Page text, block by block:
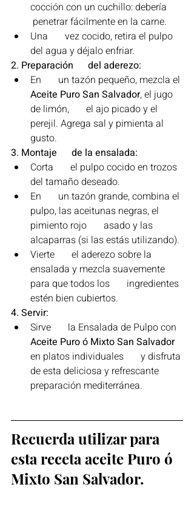
cocción con un cuchillo: debería
penetrar fácilmente en la carne.
Una       vez cocido, retira el pulpo
del agua y déjalo enfriar.
2. Preparación      del aderezo:
En       un tazón pequeño, mezcla el
Aceite Puro San Salvador, el jugo
de limón,       el ajo picado y el
perejil. Agrega sal y pimienta al
gusto.
3. Montaje      de la ensalada:
Corta       el pulpo cocido en trozos
del tamaño deseado.
En       un tazón grande, combina el
pulpo, las aceitunas negras, el
pimiento rojo       asado y las
alcaparras (si las estás utilizando).
Vierte       el aderezo sobre la
ensalada y mezcla suavemente
para que todos los       ingredientes
estén bien cubiertos.
4. Servir:
Sirve       la Ensalada de Pulpo con
Aceite Puro ó Mixto San Salvador
en platos individuales       y disfruta
de esta deliciosa y refrescante
preparación mediterránea.
Recuerda utilizar para
esta receta aceite Puro ó
Mixto San Salvador.